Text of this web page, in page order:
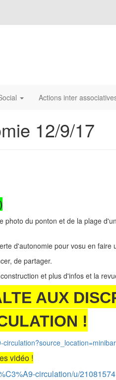
Actions inter
12/9/17
du ponton et de la plage
d'autonomie pour vosu en faire
de partager.
et plus d'infos et la
AUX
!
vidéo !
circulation/u/21081574